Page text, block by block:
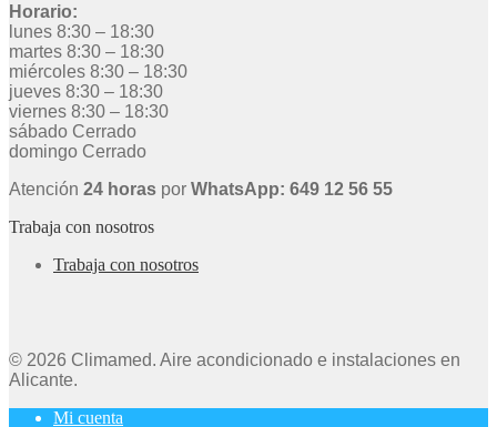
Horario:
lunes 8:30 – 18:30
martes 8:30 – 18:30
miércoles 8:30 – 18:30
jueves 8:30 – 18:30
viernes 8:30 – 18:30
sábado Cerrado
domingo Cerrado
Atención 24 horas por WhatsApp: 649 12 56 55
Trabaja con nosotros
Trabaja con nosotros
© 2026 Climamed. Aire acondicionado e instalaciones en
Alicante.
Mi cuenta